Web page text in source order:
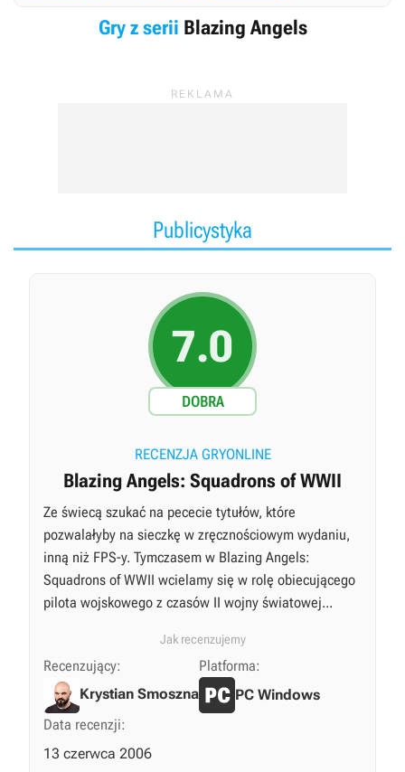
Gry z serii Blazing Angels
Publicystyka
7.0
DOBRA
RECENZJA GRYONLINE
Blazing Angels: Squadrons of WWII
Ze świecą szukać na pececie tytułów, które
pozwalałyby na sieczkę w zręcznościowym wydaniu,
inną niż FPS-y. Tymczasem w Blazing Angels:
Squadrons of WWII wcielamy się w rolę obiecującego
pilota wojskowego z czasów II wojny światowej...
Jak recenzujemy
Recenzujący:
Krystian Smoszna
Platforma:
PC Windows
Data recenzji:
13 czerwca 2006